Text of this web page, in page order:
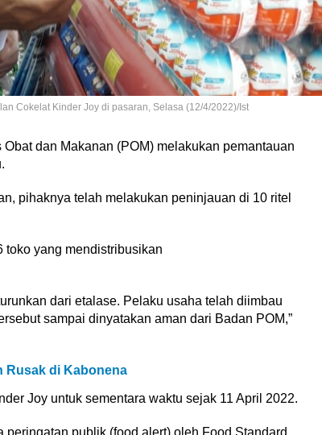
Cokelat Kinder Joy di pasaran, Selasa (12/4/2022)/Ist
dan Makanan (POM) melakukan pemantauan
pihaknya telah melakukan peninjauan di 10 ritel
toko yang mendistribusikan
dari etalase. Pelaku usaha telah diimbau
sampai dinyatakan aman dari Badan POM,”
Rusak di Kabonena
Joy untuk sementara waktu sejak 11 April 2022.
publik (food alert) oleh Food Standard